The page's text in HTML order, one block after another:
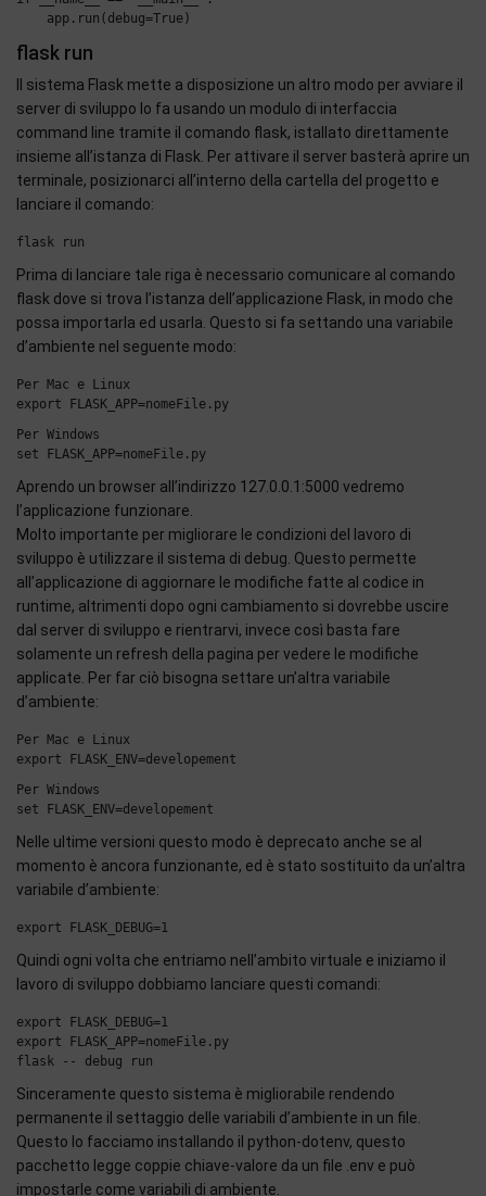
flask run
Il sistema Flask mette a disposizione un altro modo per avviare il
server di sviluppo lo fa usando un modulo di interfaccia
command line tramite il comando flask, istallato direttamente
insieme all’istanza di Flask. Per attivare il server basterà aprire un
terminale, posizionarci all’interno della cartella del progetto e
lanciare il comando:
Prima di lanciare tale riga è necessario comunicare al comando
flask dove si trova l’istanza dell’applicazione Flask, in modo che
possa importarla ed usarla. Questo si fa settando una variabile
d’ambiente nel seguente modo:
Per Mac e Linux
Per Windows
Aprendo un browser all’indirizzo 127.0.0.1:5000 vedremo
l’applicazione funzionare.
Molto importante per migliorare le condizioni del lavoro di
sviluppo è utilizzare il sistema di debug. Questo permette
all’applicazione di aggiornare le modifiche fatte al codice in
runtime, altrimenti dopo ogni cambiamento si dovrebbe uscire
dal server di sviluppo e rientrarvi, invece così basta fare
solamente un refresh della pagina per vedere le modifiche
applicate. Per far ciò bisogna settare un’altra variabile
d’ambiente:
Per Mac e Linux
Per Windows
Nelle ultime versioni questo modo è deprecato anche se al
momento è ancora funzionante, ed è stato sostituito da un’altra
variabile d’ambiente:
Quindi ogni volta che entriamo nell’ambito virtuale e iniziamo il
lavoro di sviluppo dobbiamo lanciare questi comandi:
export FLASK_DEBUG=1
export FLASK_APP=nomeFile.py
Sinceramente questo sistema è migliorabile rendendo
permanente il settaggio delle variabili d’ambiente in un file.
Questo lo facciamo installando il python-dotenv, questo
pacchetto legge coppie chiave-valore da un file .env e può
impostarle come variabili di ambiente.